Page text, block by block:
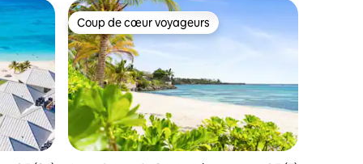
appréciés Coup de cœur voyageurs
Coup de cœur voyageurs